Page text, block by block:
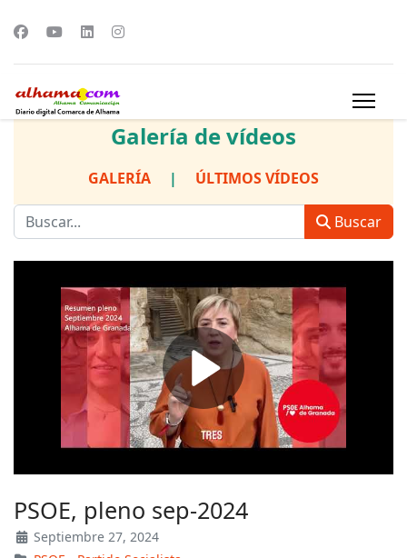
Galería de vídeos
GALERÍA | ÚLTIMOS VÍDEOS
Buscar
PSOE, pleno sep-2024
Septiembre 27, 2024